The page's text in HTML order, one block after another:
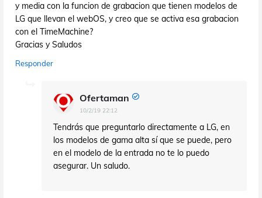
y media con la funcion de grabacion que tienen modelos de
LG que llevan el webOS, y creo que se activa esa grabacion
con el TimeMachine?
Gracias y Saludos
Responder
Ofertaman
10/2/19 22:12
Tendrás que preguntarlo directamente a LG, en
los modelos de gama alta sí que se puede, pero
en el modelo de la entrada no te lo puedo
asegurar. Un saludo.